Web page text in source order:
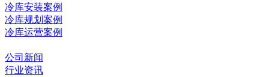
冷库安装案例
冷库规划案例
冷库运营案例
公司新闻
行业资讯